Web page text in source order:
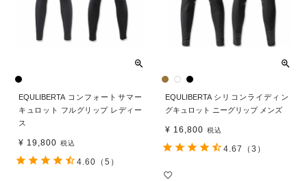
EQULIBERTA コンフォートサマー
キュロット フルグリップ レディー
ス
¥ 19,800 税込
4.60 （5）
EQULIBERTA シリコンライディン
グキュロット ニーグリップ メンズ
¥ 16,800 税込
4.67 （3）